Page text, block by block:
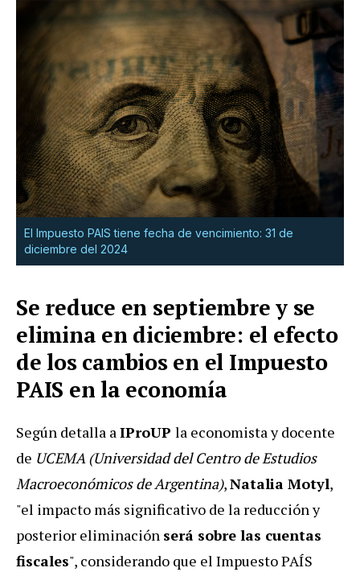
El Impuesto PAIS tiene fecha de vencimiento: 31 de
diciembre del 2024
Se reduce en septiembre y se
elimina en diciembre: el efecto
de los cambios en el Impuesto
PAIS en la economía
Según detalla aIProUP la economista y docente
de UCEMA (Universidad del Centro de Estudios
Macroeconómicos de Argentina),Natalia Motyl,
"el impacto más significativo de la reducción y
posterior eliminación será sobre las cuentas
fiscales", considerando que el Impuesto PAÍS